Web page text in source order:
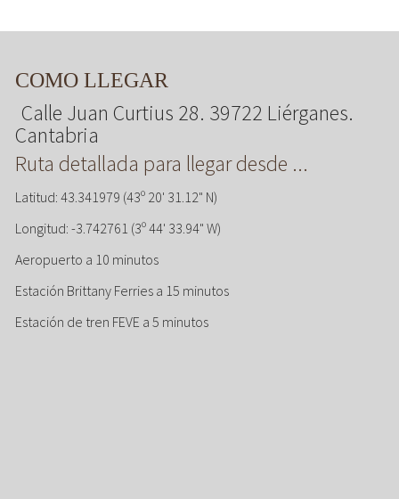
COMO LLEGAR
Calle Juan Curtius 28. 39722 Liérganes.
Cantabria
Ruta detallada para llegar desde ...
Latitud: 43.341979 (43º 20' 31.12" N)
Longitud: -3.742761 (3º 44' 33.94" W)
Aeropuerto a 10 minutos
Estación Brittany Ferries a 15 minutos
Estación de tren FEVE a 5 minutos